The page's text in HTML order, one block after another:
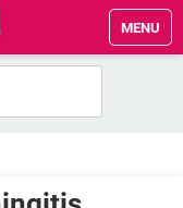
MENU